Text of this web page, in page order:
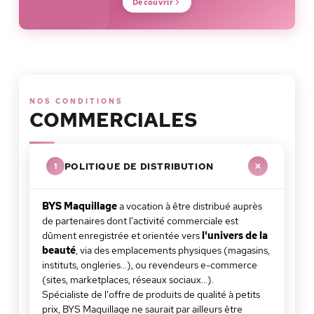
Découvrir
NOS CONDITIONS
COMMERCIALES
1 POLITIQUE DE DISTRIBUTION
BYS Maquillagea vocation à être distribué auprès
de partenaires dont l'activité commerciale est
dûment enregistrée et orientée versl'univers de la
beauté, via des emplacements physiques (magasins,
instituts, ongleries...), ou revendeurs e-commerce
(sites, marketplaces, réseaux sociaux...).
Spécialiste de l'offre de produits de qualité à petits
prix, BYS Maquillage ne saurait par ailleurs être